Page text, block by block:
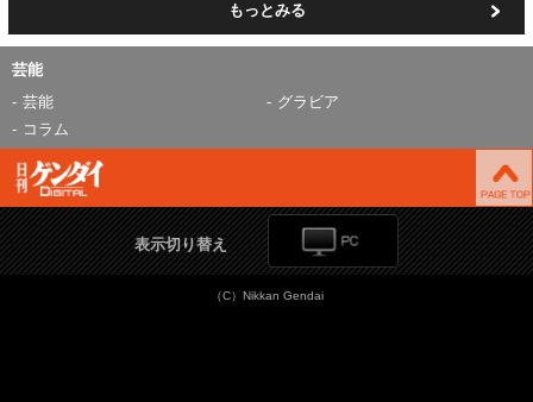
もっとみる
芸能
芸能
グラビア
コラム
表示切り替え
（C）Nikkan Gendai